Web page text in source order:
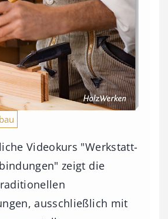
Videokurs "Werkstatt-
zeigt die
ausschließlich mit